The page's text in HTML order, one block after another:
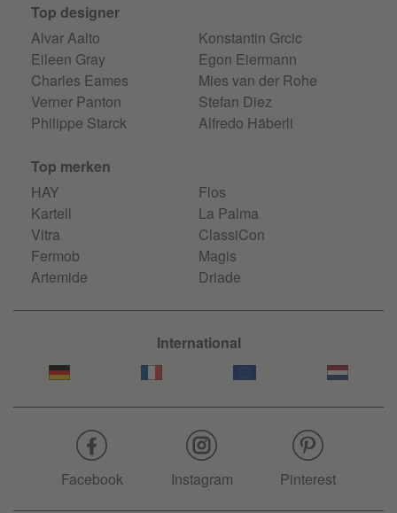
Top designer
Alvar Aalto
Eileen Gray
Charles Eames
Verner Panton
Philippe Starck
Konstantin Grcic
Egon Eiermann
Mies van der Rohe
Stefan Diez
Alfredo Häberli
Top merken
HAY
Kartell
Vitra
Fermob
Artemide
Flos
La Palma
ClassiCon
Magis
Driade
International
Facebook Instagram Pinterest